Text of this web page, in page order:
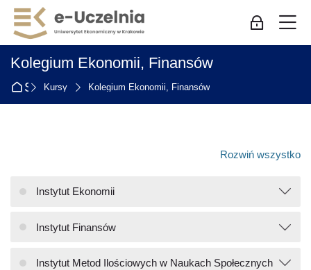
Skip to navigation
Skip to login form
Przejdź do głównej zawartości
Skip to accessibility options
Skip to footer
Skip accessibility options
Zaloguj
Kolegium Ekonomii, Finansów
Strona główna
Kursy Kolegium Ekonomii, Finansów
Rozwiń wszystko
Instytut Ekonomii
Instytut Finansów
Instytut Metod Ilościowych w Naukach Społecznych